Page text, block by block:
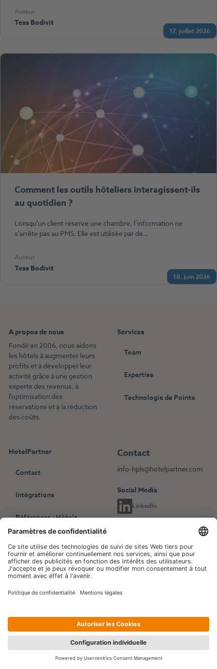
17. juillet 2026
Auteur
Tess Bodivit
18. juin 2026
Comment les outils hôteliers interagissent-ils
au quotidien ?
Lorsqu’un client réserve une chambre, l’information ne
s’arrête pas au PMS. Elle est utilisée par de…
Auteur
Tess Bodivit
A propos de nous
Fondé en 2006, nous aidons
les hôtels à augmenter leurs
profits et à développer leur
activité grâce à une gestion
experte des revenus, à
l'optimisation des
réservations et à la réduction
des coûts.
Services
Team
Expertise
Technologie de Pointe
HotelPartner
Contact
Intégrations
Références : Hôtels
indépendants
Références : Chaînes
hôtelières
Blog
Evénements
Contact
info-hpls@hotelpartner.com
Social Media
LinkedIn
Choisissez une autre langue
English Deutsch